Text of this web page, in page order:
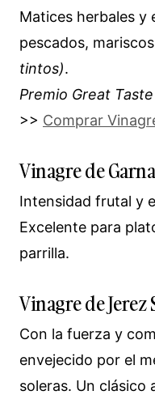
Matices herbales y
pescados,
tintos).
Premio Great
>> Comprar
Vinagre de
Intensidad frutal y
Excelente para
parrilla.
Vinagre de Jerez
Con la fuerza y
envejecido por el
soleras. Un clásico